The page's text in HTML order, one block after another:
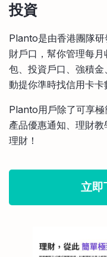
投資
Planto是由香港團隊
財戶口，幫你管理每
包、投資戶口、強積
動提你準時找信用卡卡
Planto用戶除了可享
產品優惠通知、理財
理財！
立